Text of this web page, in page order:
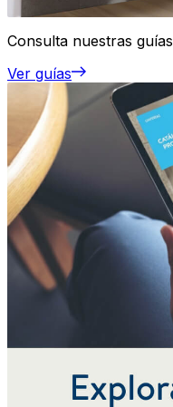
Consulta nuestras
Ver guías